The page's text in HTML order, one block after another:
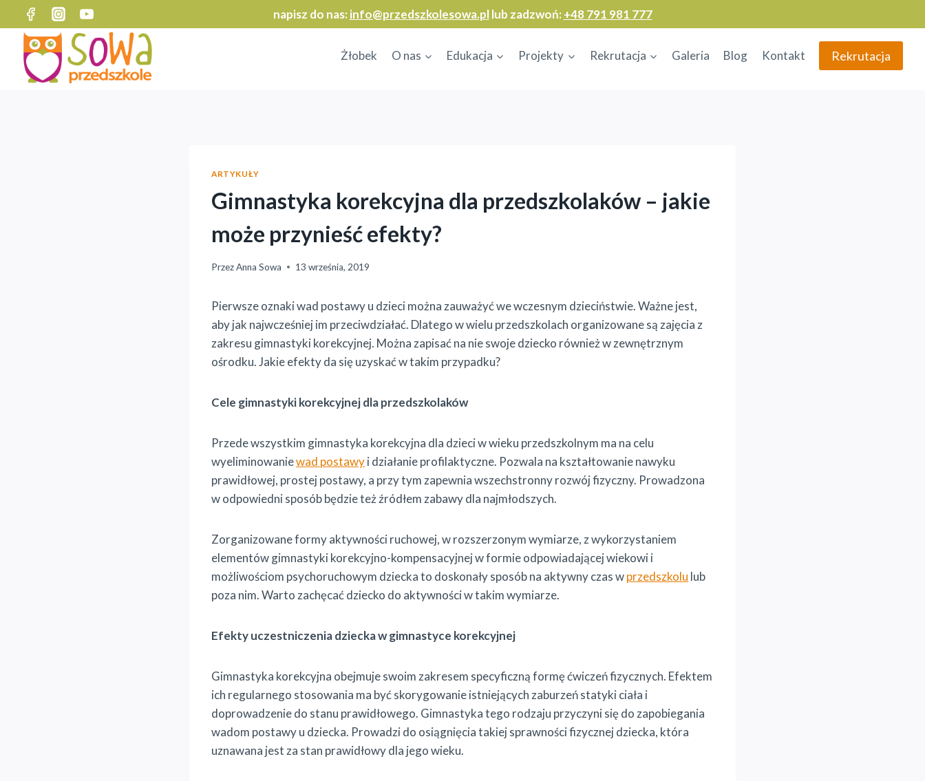
Przejdź
do
treści
napisz do nas: info@przedszkolesowa.pllub zadzwoń: +48 791 981 777
Żłobek O nas Edukacja Projekty Rekrutacja Galeria Blog Kontakt Rekrutacja
ARTYKUŁY
Gimnastyka korekcyjna dla przedszkolaków – jakie
może przynieść efekty?
PrzezAnna Sowa 13 września, 2019
Pierwsze oznaki wad postawy u dzieci można zauważyć we wczesnym dzieciństwie. Ważne jest,
aby jak najwcześniej im przeciwdziałać. Dlatego w wielu przedszkolach organizowane są zajęcia z
zakresu gimnastyki korekcyjnej. Można zapisać na nie swoje dziecko również w zewnętrznym
ośrodku. Jakie efekty da się uzyskać w takim przypadku?
Cele gimnastyki korekcyjnej dla przedszkolaków
Przede wszystkim gimnastyka korekcyjna dla dzieci w wieku przedszkolnym ma na celu
wyeliminowaniewad postawyi działanie profilaktyczne. Pozwala na kształtowanie nawyku
prawidłowej, prostej postawy, a przy tym zapewnia wszechstronny rozwój fizyczny. Prowadzona
w odpowiedni sposób będzie też źródłem zabawy dla najmłodszych.
Zorganizowane formy aktywności ruchowej, w rozszerzonym wymiarze, z wykorzystaniem
elementów gimnastyki korekcyjno-kompensacyjnej w formie odpowiadającej wiekowi i
możliwościom psychoruchowym dziecka to doskonały sposób na aktywny czas wprzedszkolu lub
poza nim. Warto zachęcać dziecko do aktywności w takim wymiarze.
Efekty uczestniczenia dziecka w gimnastyce korekcyjnej
Gimnastyka korekcyjna obejmuje swoim zakresem specyficzną formę ćwiczeń fizycznych. Efektem
ich regularnego stosowania ma być skorygowanie istniejących zaburzeń statyki ciała i
doprowadzenie do stanu prawidłowego. Gimnastyka tego rodzaju przyczyni się do zapobiegania
wadom postawy u dziecka. Prowadzi do osiągnięcia takiej sprawności fizycznej dziecka, która
uznawana jest za stan prawidłowy dla jego wieku.